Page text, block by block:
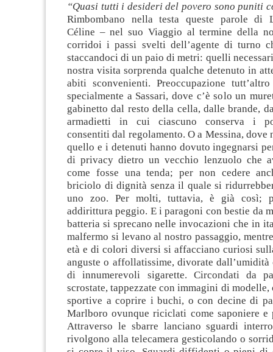
“Quasi tutti i desideri del povero sono puniti
Rimbombano nella testa queste parole di
Céline – nel suo Viaggio al termine della
corridoi i passi svelti dell’agente di turno
staccandoci di un paio di metri: quelli
nostra visita sorprenda qualche detenuto in
abiti sconvenienti. Preoccupazione
specialmente a Sassari, dove c’è solo un
gabinetto dal resto della cella, dalle brande,
armadietti in cui ciascuno conserva i
consentiti dal regolamento. O a Messina, dove
quello e i detenuti hanno dovuto ingegnarsi
di privacy dietro un vecchio lenzuolo che
come fosse una tenda; per non cedere
briciolo di dignità senza il quale si
uno zoo. Per molti, tuttavia, è già così;
addirittura peggio. E i paragoni con bestie da
batteria si sprecano nelle invocazioni che in
malfermo si levano al nostro passaggio,
età e di colori diversi si affacciano curiosi
anguste o affollatissime, divorate dall’umidità
di innumerevoli sigarette. Circondati da
scrostate, tappezzate con immagini di
sportive a coprire i buchi, o con decine di
Marlboro ovunque riciclati come saponiere e
Attraverso le sbarre lanciano sguardi
rivolgono alla telecamera gesticolando o